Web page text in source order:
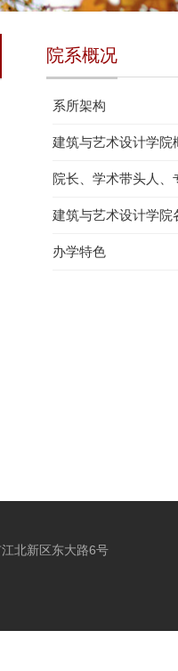
院系概况
系所架构
建筑与艺术设计学院
院长、学术带头人、
建筑与艺术设计学院
办学特色
北新区东大路6号